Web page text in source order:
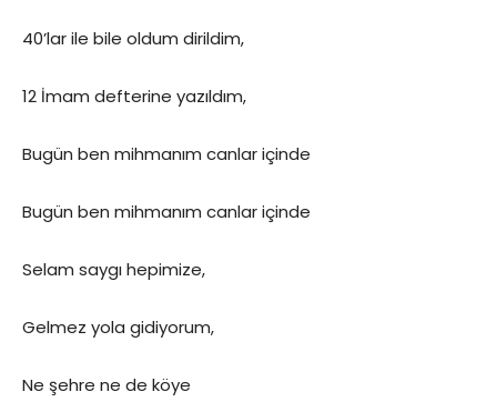
40’lar ile bile oldum dirildim,
12 İmam defterine yazıldım,
Bugün ben mihmanım canlar içinde
Bugün ben mihmanım canlar içinde
Selam saygı hepimize,
Gelmez yola gidiyorum,
Ne şehre ne de köye